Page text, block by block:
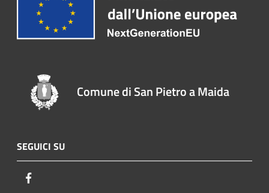
Comune di San Pietro a Maida
SEGUICI SU